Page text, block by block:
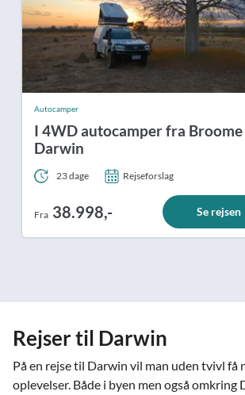
Autocamper
I 4WD autocamper fra
Darwin
23 dage Rejseforslag
Fra 38.998,- Se rejsen
Rejser til Darwin
På en rejse til Darwin vil man uden tvivl få
oplevelser. Både i byen men også omkring